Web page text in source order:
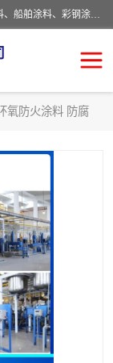
江苏兰陵化工集团有限公司主要生产防腐涂料、建筑涂料、船舶涂料、彩钢涂料、粉末涂料五大类产品，具备10 万吨年生产能力，可以提供优质精良的涂装施工服务，产品广销全国各地，大量出口亚非欧及拉美等国家。
氧防火涂料 防腐
涂料
用涂料